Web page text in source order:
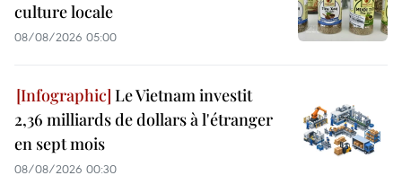
culture locale
08/08/2026 05:00
Le Vietnam investit
2,36 milliards de dollars à l'étranger
en sept mois
08/08/2026 00:30